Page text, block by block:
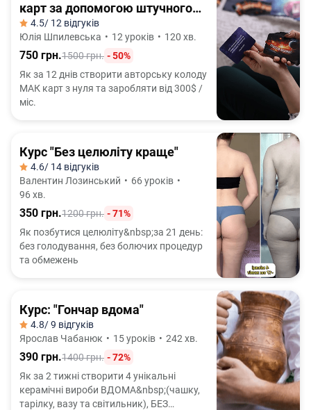
карт за допомогою штучного
інтелекту"
4.5/ 12 відгуків
Юлія Шпилевська • 12 уроків • 120 хв.
750 грн.1500 грн. - 50%
Як за 12 днів створити авторську колоду
МАК карт з нуля та заробляти від 300$ /
міс.
Курс "Без целюліту краще"
4.6/ 14 відгуків
Валентин Лозинський • 66 уроків •
96 хв.
350 грн.1200 грн. - 71%
Як позбутися целюліту&nbsp;за 21 день:
без голодування, без болючих процедур
та обмежень
Курс: "Гончар вдома"
4.8/ 9 відгуків
Ярослав Чабанюк • 15 уроків • 242 хв.
390 грн.1400 грн. - 72%
Як за 2 тижні створити 4 унікальні
керамічні вироби ВДОМА&nbsp;(чашку,
тарілку, вазу та світильник), БЕЗ